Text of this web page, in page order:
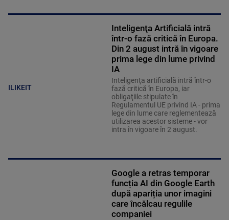
ILIKEIT
Inteligenţa Artificială intră
într-o fază critică în Europa.
Din 2 august intră în vigoare
prima lege din lume privind
IA
Inteligenţa artificială intră într-o
fază critică în Europa, iar
obligaţiile stipulate în
Regulamentul UE privind IA - prima
lege din lume care reglementează
utilizarea acestor sisteme - vor
intra în vigoare în 2 august.
Google a retras temporar
funcția AI din Google Earth
după apariția unor imagini
care încălcau regulile
companiei